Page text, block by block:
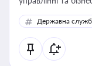
Державна